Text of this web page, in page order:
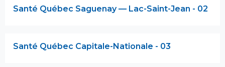
Santé Québec Saguenay — Lac-Saint-Jean - 02
Santé Québec Capitale-Nationale - 03